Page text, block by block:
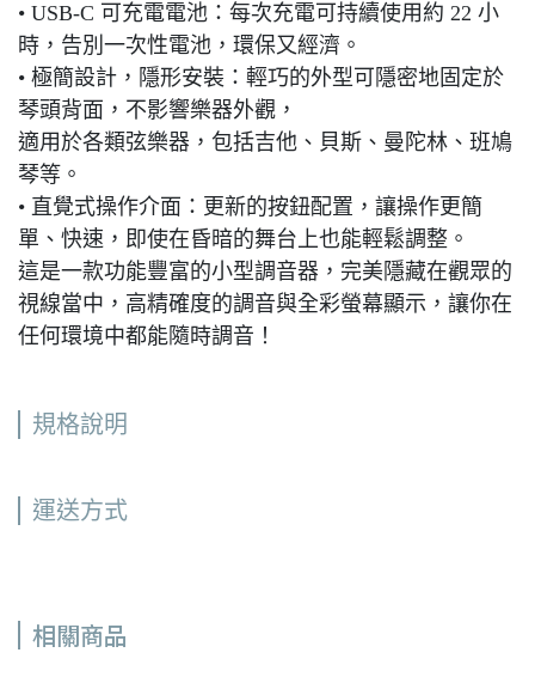
• USB-C 可充電電池：每次充電可持續使用約 22 小
時，告別一次性電池，環保又經濟。
• 極簡設計，隱形安裝：輕巧的外型可隱密地固定於
琴頭背面，不影響樂器外觀，
適用於各類弦樂器，包括吉他、貝斯、曼陀林、班鳩
琴等。
• 直覺式操作介面：更新的按鈕配置，讓操作更簡
單、快速，即使在昏暗的舞台上也能輕鬆調整。
這是一款功能豐富的小型調音器，完美隱藏在觀眾的
視線當中，高精確度的調音與全彩螢幕顯示，讓你在
任何環境中都能隨時調音！
規格說明
運送方式
相關商品